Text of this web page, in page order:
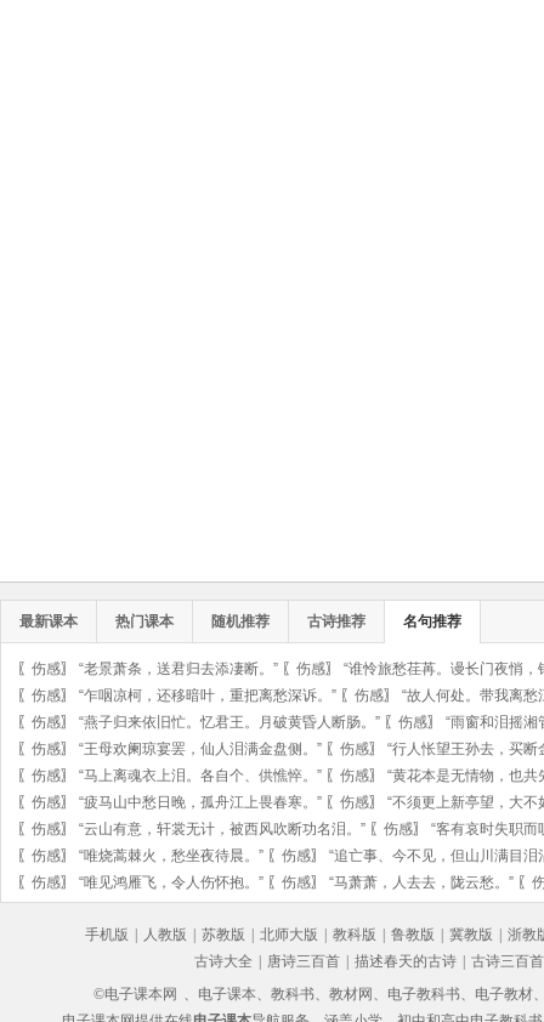
最新课本 热门课本 随机推荐 古诗推荐 名句推荐
〖 伤感〗 “老景萧条，送君归去添凄断。” 〖 伤感〗 “谁怜旅愁荏苒。谩长门夜悄，
〖 伤感〗 “乍咽凉柯，还移暗叶，重把离愁深诉。” 〖 伤感〗 “故人何处。带我离愁
〖 伤感〗 “燕子归来依旧忙。忆君王。月破黄昏人断肠。” 〖 伤感〗 “雨窗和泪摇湘
〖 伤感〗 “王母欢阑琼宴罢，仙人泪满金盘侧。” 〖 伤感〗 “行人怅望王孙去，买断
〖 伤感〗 “马上离魂衣上泪。各自个、供憔悴。” 〖 伤感〗 “黄花本是无情物，也共
〖 伤感〗 “疲马山中愁日晚，孤舟江上畏春寒。” 〖 伤感〗 “不须更上新亭望，大不
〖 伤感〗 “云山有意，轩裳无计，被西风吹断功名泪。” 〖 伤感〗 “客有哀时失职而
〖 伤感〗 “唯烧蒿棘火，愁坐夜待晨。” 〖 伤感〗 “追亡事、今不见，但山川满目泪
〖 伤感〗 “唯见鸿雁飞，令人伤怀抱。” 〖 伤感〗 “马萧萧，人去去，陇云愁。” 〖
手机版 人教版 苏教版 北师大版 教科版 鲁教版 冀教版
浙教
古诗大全
唐诗三百首 描述春天的古诗
古诗三百首
©电子课本网 、电子课本、教科书、教材网、电子教科书、电子教材